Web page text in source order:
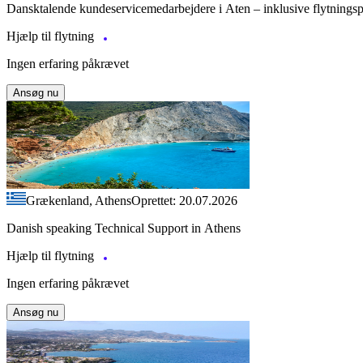
Dansktalende kundeservicemedarbejdere i Aten – inklusive
Hjælp til flytning
Ingen erfaring påkrævet
Ansøg nu
Grækenland, AthensOprettet: 20.07.2026
Danish speaking Technical Support in Athens
Hjælp til flytning
Ingen erfaring påkrævet
Ansøg nu